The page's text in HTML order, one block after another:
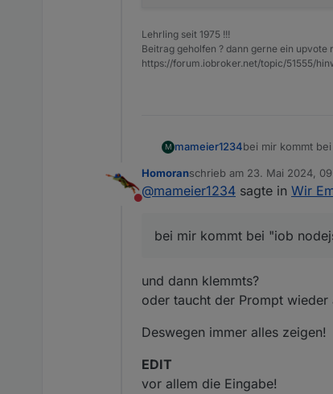
Lehrling seit 1975 !!!
Beitrag geholfen ? dann gerne ein
https://forum.iobroker.net/topic/51555/
M mameier1234bei mir kommt
Nicht stören
Homoranschrieb am 23. Mai 2024,
zuletzt editiert von Homoran
@mameier1234 sagte in Wir
bei mir kommt bei "iob
und dann klemmts?
oder taucht der Prompt wieder
Deswegen immer alles zeigen!
EDIT
vor allem die Eingabe!